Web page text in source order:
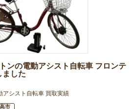
ンの電動アシスト自転車 フロンテ
ました
アシスト自転車 買取実績
市